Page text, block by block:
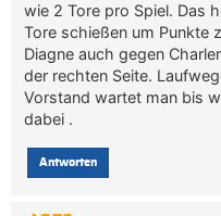
wie 2 Tore pro Spiel. Das
Tore schießen um Punkte
Diagne auch gegen
der rechten Seite.
Vorstand wartet man bis
dabei .
Antworten